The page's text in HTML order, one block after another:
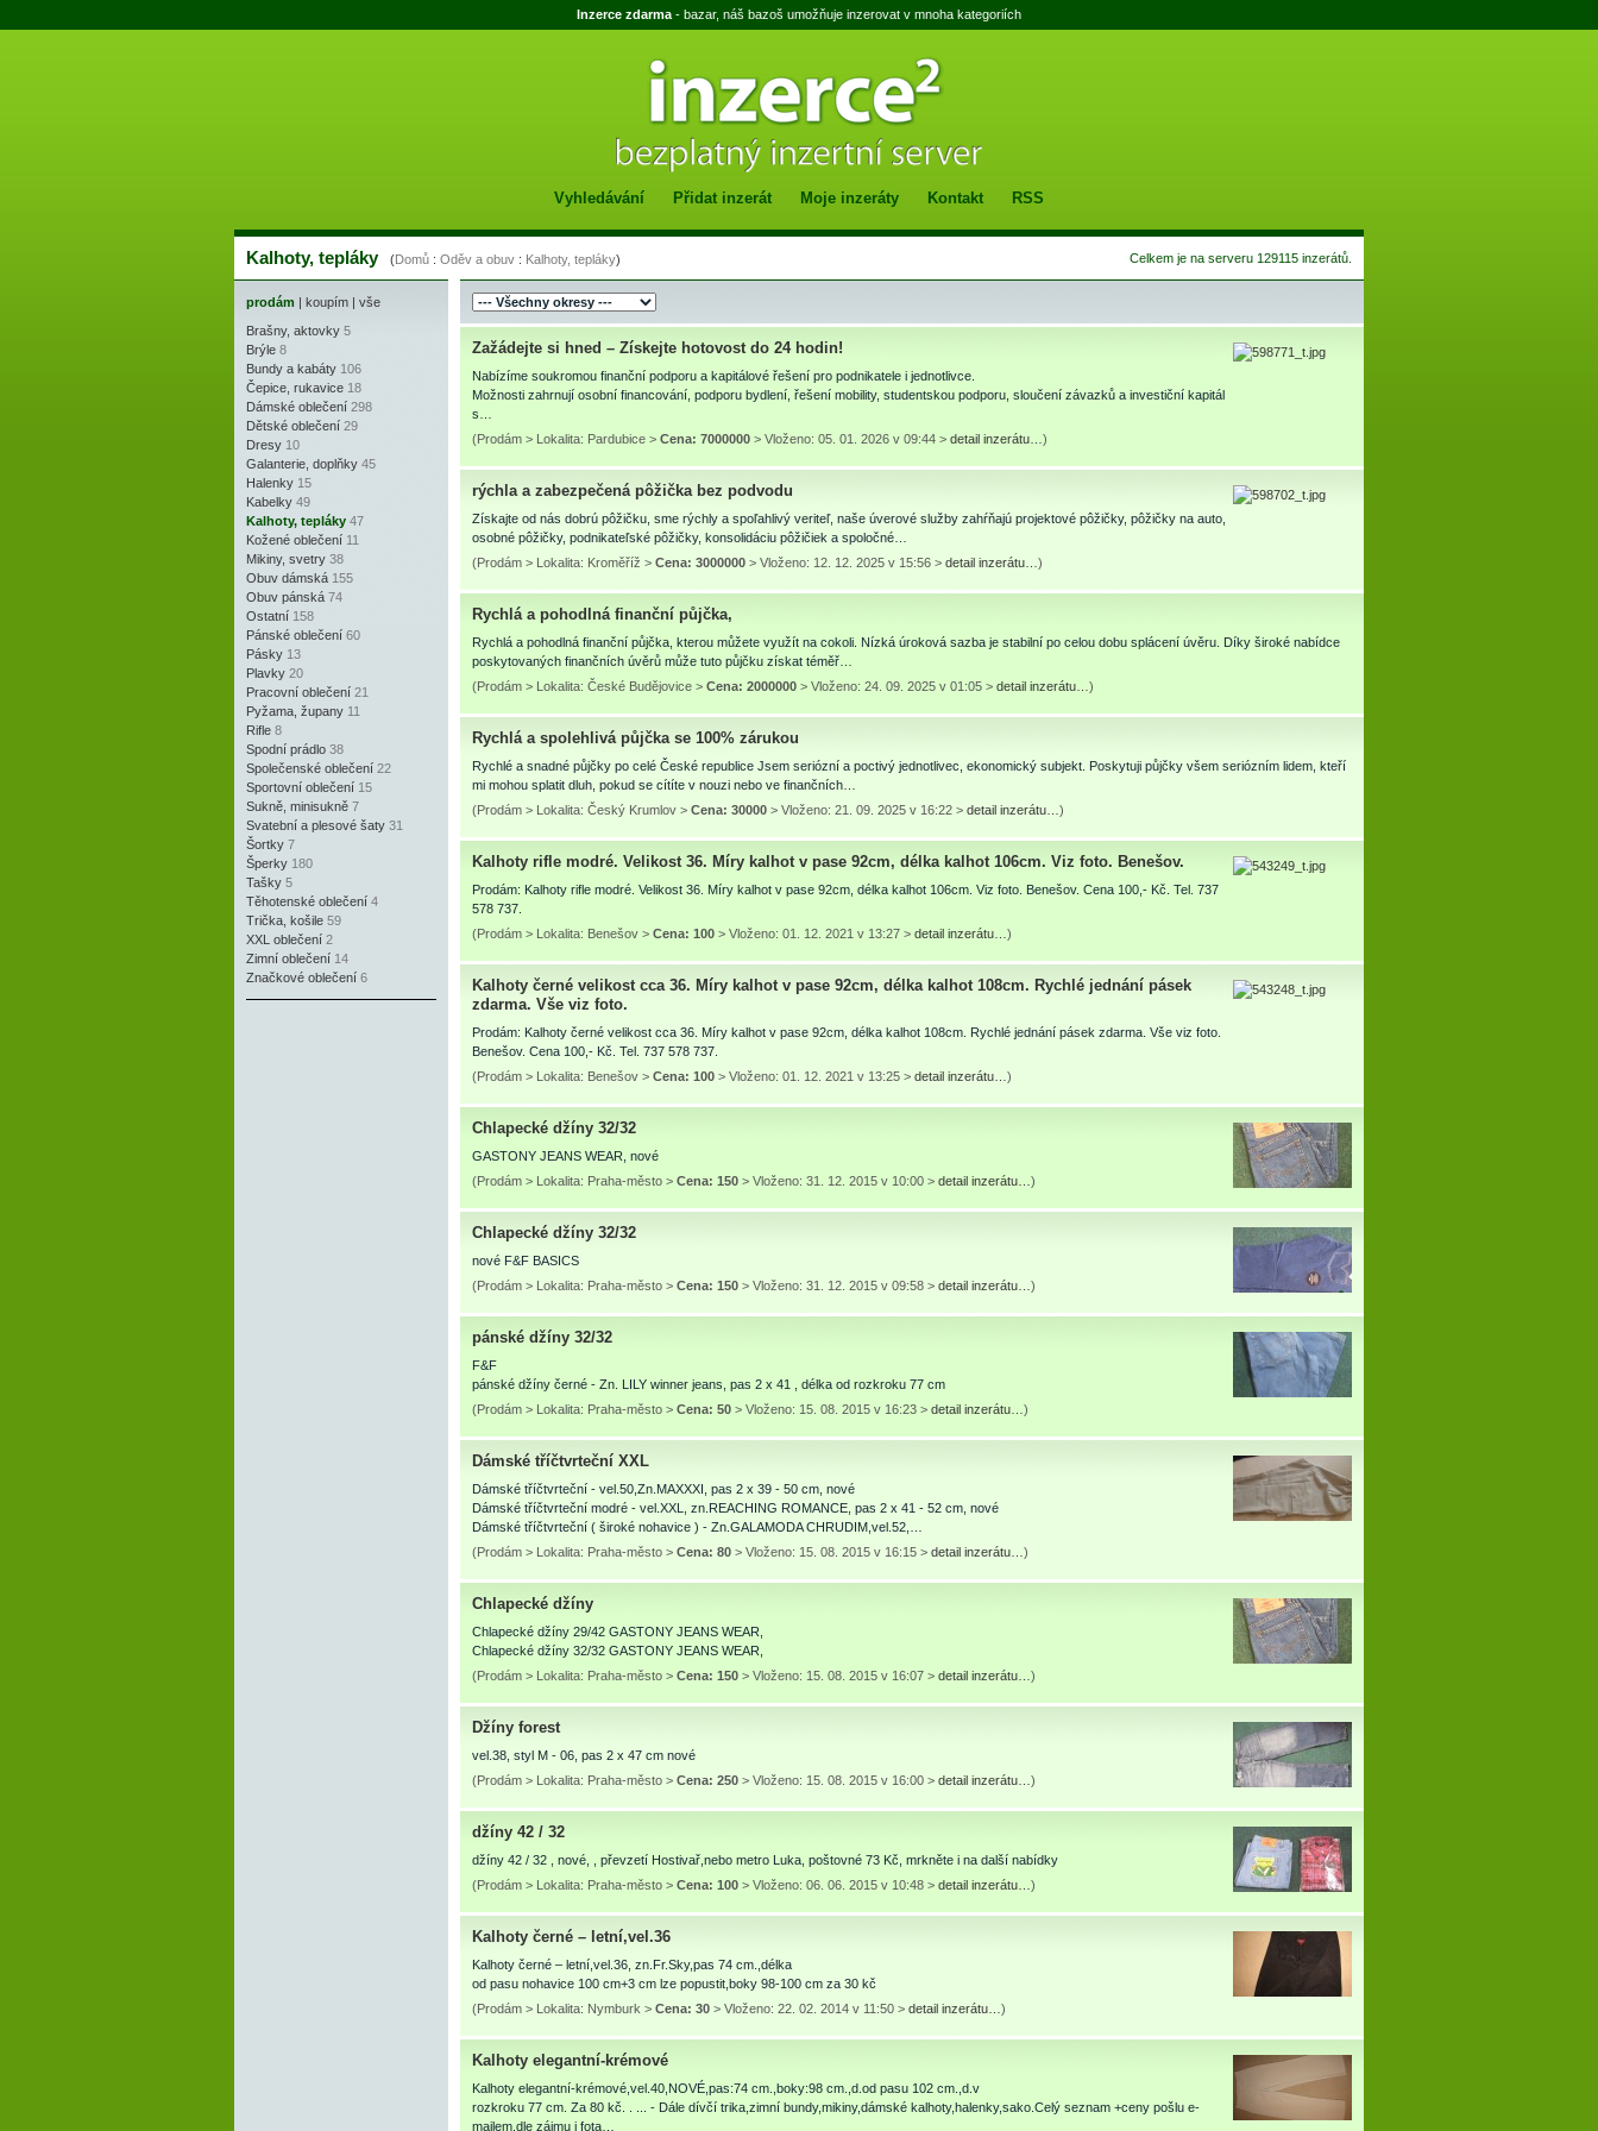
Inzerce zdarma - bazar, náš bazoš umožňuje inzerovat v mnoha kategoriích
Vyhledávání Přidat inzerát Moje inzeráty Kontakt RSS
Celkem je na serveru 129115 inzerátů.
Kalhoty, tepláky (Domů : Oděv a obuv : Kalhoty, tepláky)
prodám | koupím | vše
Brašny, aktovky 5
Brýle 8
Bundy a kabáty 106
Čepice, rukavice 18
Dámské oblečení 298
Dětské oblečení 29
Dresy 10
Galanterie, doplňky 45
Halenky 15
Kabelky 49
Kalhoty, tepláky 47
Kožené oblečení 11
Mikiny, svetry 38
Obuv dámská 155
Obuv pánská 74
Ostatní 158
Pánské oblečení 60
Pásky 13
Plavky 20
Pracovní oblečení 21
Pyžama, župany 11
Rifle 8
Spodní prádlo 38
Společenské oblečení 22
Sportovní oblečení 15
Sukně, minisukně 7
Svatební a plesové šaty 31
Šortky 7
Šperky 180
Tašky 5
Těhotenské oblečení 4
Trička, košile 59
XXL oblečení 2
Zimní oblečení 14
Značkové oblečení 6
Zažádejte si hned – Získejte hotovost do 24 hodin!
Nabízíme soukromou finanční podporu a kapitálové řešení pro podnikatele i jednotlivce.
Možnosti zahrnují osobní financování, podporu bydlení, řešení mobility, studentskou podporu, sloučení závazků a investiční kapitál
s…
(Prodám > Lokalita: Pardubice > Cena: 7000000 > Vloženo: 05. 01. 2026 v 09:44 > detail inzerátu… )
rýchla a zabezpečená pôžička bez podvodu
Získajte od nás dobrú pôžičku, sme rýchly a spoľahlivý veriteľ, naše úverové služby zahŕňajú projektové pôžičky, pôžičky na auto,
osobné pôžičky, podnikateľské pôžičky, konsolidáciu pôžičiek a spoločné…
(Prodám > Lokalita: Kroměříž > Cena: 3000000 > Vloženo: 12. 12. 2025 v 15:56 > detail inzerátu… )
Rychlá a pohodlná finanční půjčka,
Rychlá a pohodlná finanční půjčka, kterou můžete využít na cokoli. Nízká úroková sazba je stabilní po celou dobu splácení úvěru. Díky široké nabídce
poskytovaných finančních úvěrů může tuto půjčku získat téměř…
(Prodám > Lokalita: České Budějovice > Cena: 2000000 > Vloženo: 24. 09. 2025 v 01:05 > detail inzerátu… )
Rychlá a spolehlivá půjčka se 100% zárukou
Rychlé a snadné půjčky po celé České republice Jsem seriózní a poctivý jednotlivec, ekonomický subjekt. Poskytuji půjčky všem seriózním lidem, kteří
mi mohou splatit dluh, pokud se cítíte v nouzi nebo ve finančních…
(Prodám > Lokalita: Český Krumlov > Cena: 30000 > Vloženo: 21. 09. 2025 v 16:22 > detail inzerátu… )
Kalhoty rifle modré. Velikost 36. Míry kalhot v pase 92cm, délka kalhot 106cm. Viz foto. Benešov.
Prodám: Kalhoty rifle modré. Velikost 36. Míry kalhot v pase 92cm, délka kalhot 106cm. Viz foto. Benešov. Cena 100,- Kč. Tel. 737
578 737.
(Prodám > Lokalita: Benešov > Cena: 100 > Vloženo: 01. 12. 2021 v 13:27 > detail inzerátu… )
Kalhoty černé velikost cca 36. Míry kalhot v pase 92cm, délka kalhot 108cm. Rychlé jednání pásek
zdarma. Vše viz foto.
Prodám: Kalhoty černé velikost cca 36. Míry kalhot v pase 92cm, délka kalhot 108cm. Rychlé jednání pásek zdarma. Vše viz foto.
Benešov. Cena 100,- Kč. Tel. 737 578 737.
(Prodám > Lokalita: Benešov > Cena: 100 > Vloženo: 01. 12. 2021 v 13:25 > detail inzerátu… )
Chlapecké džíny 32/32
GASTONY JEANS WEAR, nové
(Prodám > Lokalita: Praha-město > Cena: 150 > Vloženo: 31. 12. 2015 v 10:00 > detail inzerátu… )
Chlapecké džíny 32/32
nové F&F BASICS
(Prodám > Lokalita: Praha-město > Cena: 150 > Vloženo: 31. 12. 2015 v 09:58 > detail inzerátu… )
pánské džíny 32/32
F&F
pánské džíny černé - Zn. LILY winner jeans, pas 2 x 41 , délka od rozkroku 77 cm
(Prodám > Lokalita: Praha-město > Cena: 50 > Vloženo: 15. 08. 2015 v 16:23 > detail inzerátu… )
Dámské tříčtvrteční XXL
Dámské tříčtvrteční - vel.50,Zn.MAXXXI, pas 2 x 39 - 50 cm, nové
Dámské tříčtvrteční modré - vel.XXL, zn.REACHING ROMANCE, pas 2 x 41 - 52 cm, nové
Dámské tříčtvrteční ( široké nohavice ) - Zn.GALAMODA CHRUDIM,vel.52,…
(Prodám > Lokalita: Praha-město > Cena: 80 > Vloženo: 15. 08. 2015 v 16:15 > detail inzerátu… )
Chlapecké džíny
Chlapecké džíny 29/42 GASTONY JEANS WEAR,
Chlapecké džíny 32/32 GASTONY JEANS WEAR,
(Prodám > Lokalita: Praha-město > Cena: 150 > Vloženo: 15. 08. 2015 v 16:07 > detail inzerátu… )
Džíny forest
vel.38, styl M - 06, pas 2 x 47 cm nové
(Prodám > Lokalita: Praha-město > Cena: 250 > Vloženo: 15. 08. 2015 v 16:00 > detail inzerátu… )
džíny 42 / 32
džíny 42 / 32 , nové, , převzetí Hostivař,nebo metro Luka, poštovné 73 Kč, mrkněte i na další nabídky
(Prodám > Lokalita: Praha-město > Cena: 100 > Vloženo: 06. 06. 2015 v 10:48 > detail inzerátu… )
Kalhoty černé – letní,vel.36
Kalhoty černé – letní,vel.36, zn.Fr.Sky,pas 74 cm.,délka
od pasu nohavice 100 cm+3 cm lze popustit,boky 98-100 cm za 30 kč
(Prodám > Lokalita: Nymburk > Cena: 30 > Vloženo: 22. 02. 2014 v 11:50 > detail inzerátu… )
Kalhoty elegantní-krémové
Kalhoty elegantní-krémové,vel.40,NOVÉ,pas:74 cm.,boky:98 cm.,d.od pasu 102 cm.,d.v
rozkroku 77 cm. Za 80 kč. . ... - Dále dívčí trika,zimní bundy,mikiny,dámské kalhoty,halenky,sako.Celý seznam +ceny pošlu e-
mailem,dle zájmu i fota…